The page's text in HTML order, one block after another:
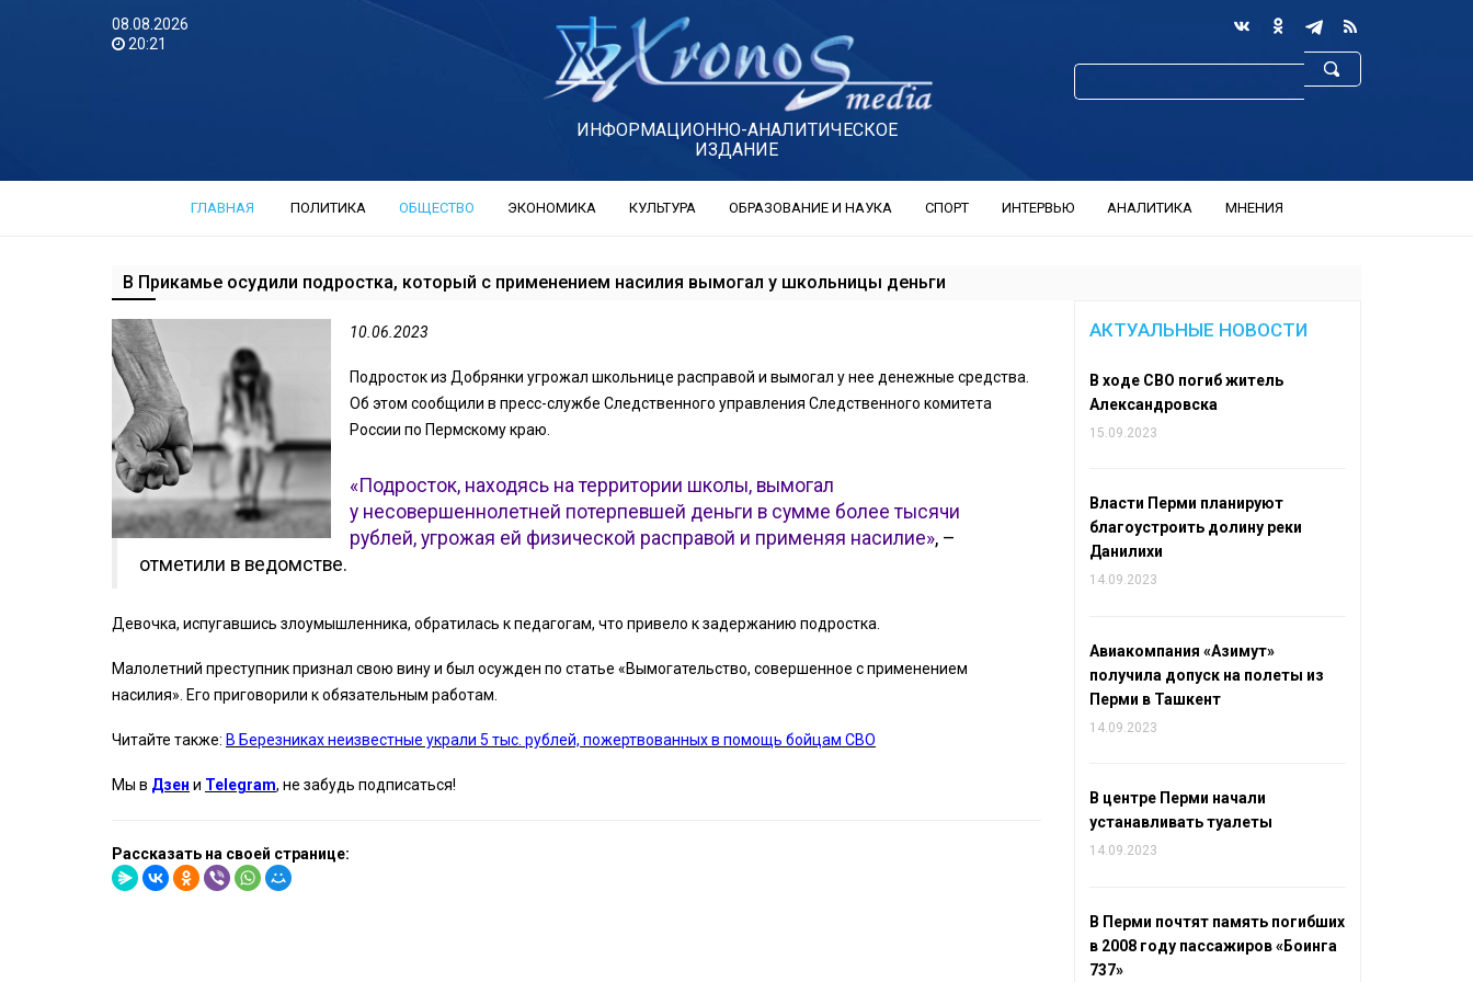
08.08.2026
20:21
ИНФОРМАЦИОННО-АНАЛИТИЧЕСКОЕ
ИЗДАНИЕ
ГЛАВНАЯ ПОЛИТИКА ОБЩЕСТВО ЭКОНОМИКА КУЛЬТУРА ОБРАЗОВАНИЕ И НАУКА СПОРТ ИНТЕРВЬЮ АНАЛИТИКА МНЕНИЯ
В Прикамье осудили подростка, который с применением насилия вымогал у школьницы деньги
10.06.2023
Подросток из Добрянки угрожал школьнице расправой и вымогал у нее денежные средства.
Об этом сообщили в пресс-службе Следственного управления Следственного комитета
России по Пермскому краю.
«Подросток, находясь на территории школы, вымогал
у несовершеннолетней потерпевшей деньги в сумме более тысячи
рублей, угрожая ей физической расправой и применяя насилие», –
отметили в ведомстве.
Девочка, испугавшись злоумышленника, обратилась к педагогам, что привело к задержанию подростка.
Малолетний преступник признал свою вину и был осужден по статье «Вымогательство, совершенное с применением
насилия». Его приговорили к обязательным работам.
Читайте также: В Березниках неизвестные украли 5 тыс. рублей, пожертвованных в помощь бойцам СВО
Мы в Дзен и Telegram, не забудь подписаться!
Рассказать на своей странице:
АКТУАЛЬНЫЕ НОВОСТИ
В ходе СВО погиб житель
Александровска
15.09.2023
Власти Перми планируют
благоустроить долину реки
Данилихи
14.09.2023
Авиакомпания «Азимут»
получила допуск на полеты из
Перми в Ташкент
14.09.2023
В центре Перми начали
устанавливать туалеты
14.09.2023
В Перми почтят память погибших
в 2008 году пассажиров «Боинга
737»